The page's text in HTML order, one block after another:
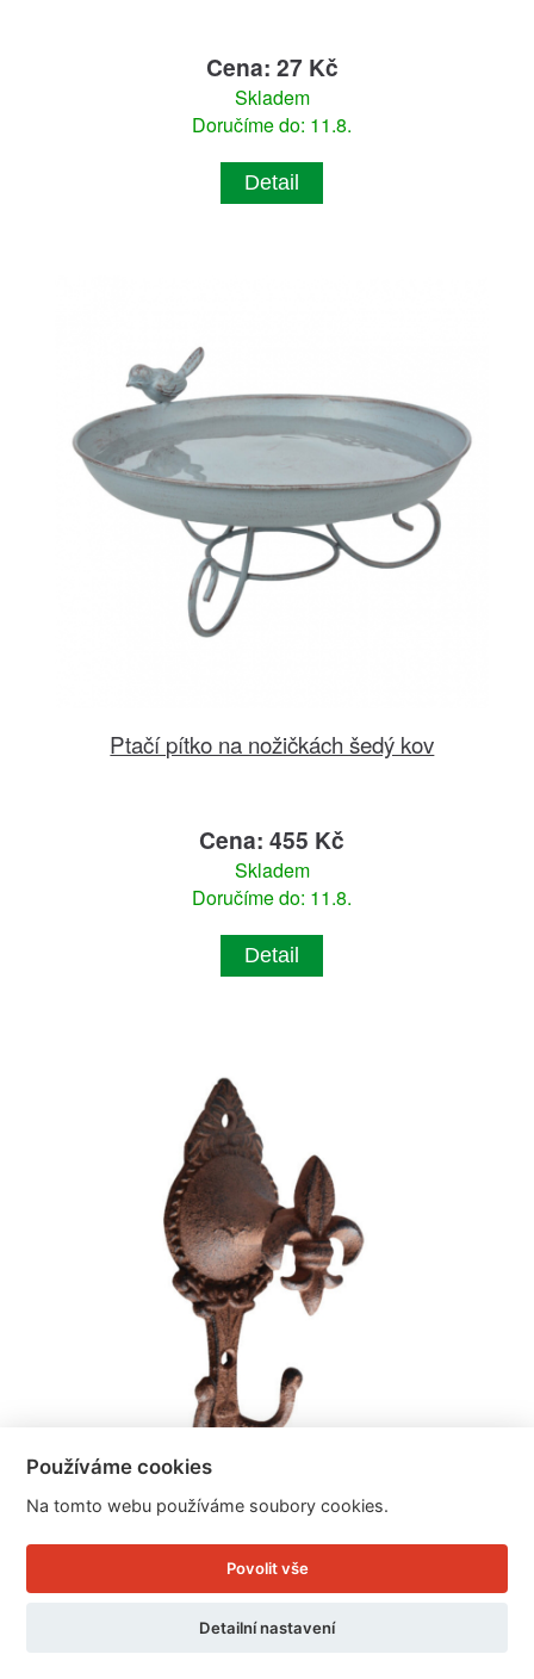
Cena: 27 Kč
Skladem
Doručíme do: 11.8.
Detail
Ptačí pítko na nožičkách šedý kov
Cena: 455 Kč
Skladem
Doručíme do: 11.8.
Detail
Dvojháček litinový 13x5cm
Cena: 99 Kč
Používáme cookies
Na tomto webu používáme soubory cookies.
Povolit vše
Detailní nastavení